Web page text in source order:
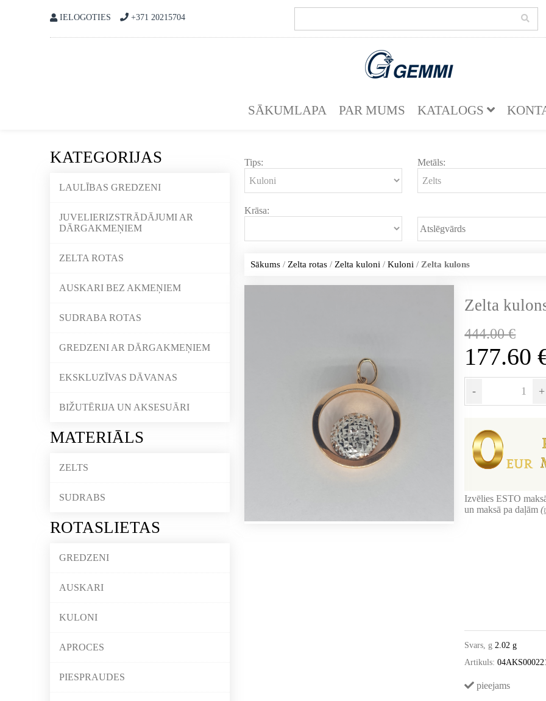
IELOGOTIES +371 20215704
SĀKUMLAPA PAR MUMS KATALOGS
KATEGORIJAS
LAULĪBAS GREDZENI
JUVELIERIZSTRĀDĀJUMI AR
DĀRGAKMEŅIEM
ZELTA ROTAS
AUSKARI BEZ AKMEŅIEM
SUDRABA ROTAS
GREDZENI AR DĀRGAKMEŅIEM
EKSKLUZĪVAS DĀVANAS
BIŽUTĒRIJA UN AKSESUĀRI
MATERIĀLS
ZELTS
SUDRABS
ROTASLIETAS
GREDZENI
AUSKARI
KULONI
APROCES
PIESPRAUDES
Tips: Metāls:
Krāsa:
Sākums/ Zelta rotas/ Zelta kuloni / Kuloni / Zelta kulons
Zelta
444.00€
177.60
- +
Izvēlies ESTO
un maksā pa daļām(
Svars, g 2.02 g
Artikuls:
pieejams